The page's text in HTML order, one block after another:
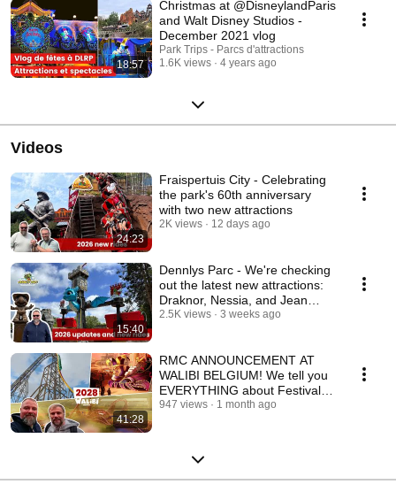
18:57
Christmas at @DisneylandParis
and Walt Disney Studios -
December 2021 vlog
Park Trips - Parcs d'attractions
1.6K views
4 years ago
Videos
24:23
Fraispertuis City - Celebrating
the park's 60th anniversary
with two new attractions
2K views 12 days ago
15:40
Dennlys Parc - We're checking
out the latest new attractions:
Draknor, Nessia, and Jean
Bar'Q
2.5K views 3 weeks ago
41:28
RMC ANNOUNCEMENT AT
WALIBI BELGIUM! We tell you
EVERYTHING about Festival
World (Pass Event 2026)
947 views 1 month ago